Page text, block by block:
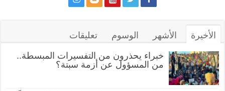
الأخيرة الأشهر الوسوم تعليقات
خبراء يحذرون من التفسيرات المبسطة..
من المسؤول عن أزمة سبتة؟